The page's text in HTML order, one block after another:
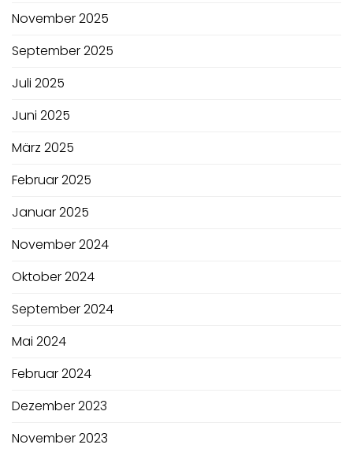
November 2025
September 2025
Juli 2025
Juni 2025
März 2025
Februar 2025
Januar 2025
November 2024
Oktober 2024
September 2024
Mai 2024
Februar 2024
Dezember 2023
November 2023